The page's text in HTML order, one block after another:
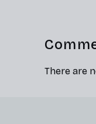
There are